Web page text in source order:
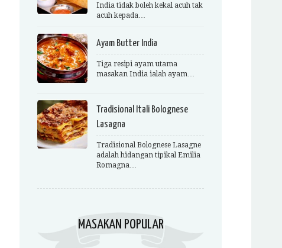
India tidak boleh kekal acuh tak
acuh kepada…
Ayam Butter India
Tiga resipi ayam utama
masakan India ialah ayam…
Tradisional Itali Bolognese
Lasagna
Tradisional Bolognese Lasagne
adalah hidangan tipikal Emilia
Romagna…
MASAKAN POPULAR